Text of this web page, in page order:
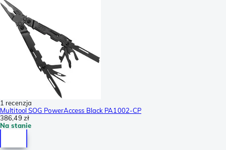
1 recenzja
Multitool SOG PowerAccess Black PA1002-CP
386,49 zł
Na stanie